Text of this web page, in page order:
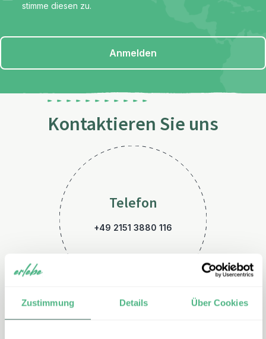
Zustimmung Details Über Cookies
stimme diesen zu.
Anmelden
Kontaktieren Sie uns
Telefon
+49 2151 3880 116